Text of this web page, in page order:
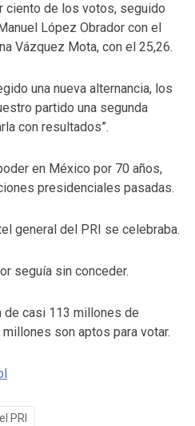
ciento de los votos, seguido
López Obrador con el
Vázquez Mota, con el 25,26.
una nueva alternancia, los
partido una segunda
con resultados”.
en México por 70 años,
presidenciales pasadas.
general del PRI se celebraba.
seguía sin conceder.
de casi 113 millones de
son aptos para votar.
PRI